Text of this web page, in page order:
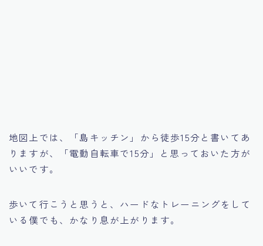
地図上では、「島キッチン」から徒歩15分と書いてあ
りますが、「電動自転車で15分」と思っておいた方が
いいです。
歩いて行こうと思うと、ハードなトレーニングをして
いる僕でも、かなり息が上がります。